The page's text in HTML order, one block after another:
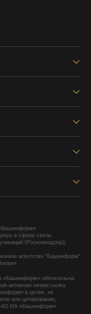
«Башинформ»
в сфере связи,
(Роскомнадзор),
агентство "Башинформ"
«Башинформ» обязательна.
активная гиперссылка
в целях, не
или цитировании,
АО ИА «Башинформ».